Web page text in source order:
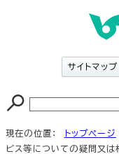
サイトマップ
現在の位置： トップページ
ビス等についての疑問又は